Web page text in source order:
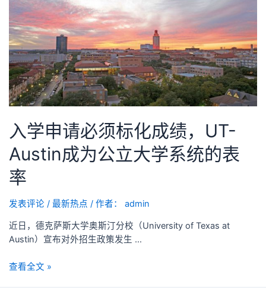
入学申请必须标化成绩，UT-
Austin成为公立大学系统的表
率
发表评论 / 最新热点 / 作者： admin
近日，德克萨斯大学奥斯汀分校（University of Texas at
Austin）宣布对外招生政策发生 …
查看全文 »